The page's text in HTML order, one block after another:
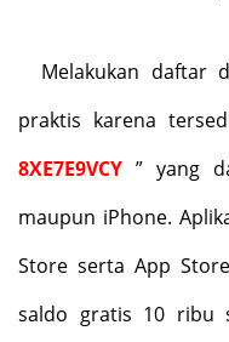
Melakukan daftar
praktis karena
8XE7E9VCY ” yang
maupun iPhone.
Store serta App
saldo gratis 10 ribu